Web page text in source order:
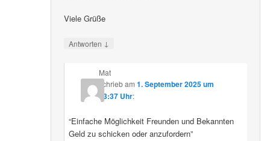
Viele Grüße
Antworten ↓
Mat
schriebam 1. September 2025 um
23:37 Uhr:
“Einfache Möglichkeit Freunden und Bekannten
Geld zu schicken oder anzufordern”